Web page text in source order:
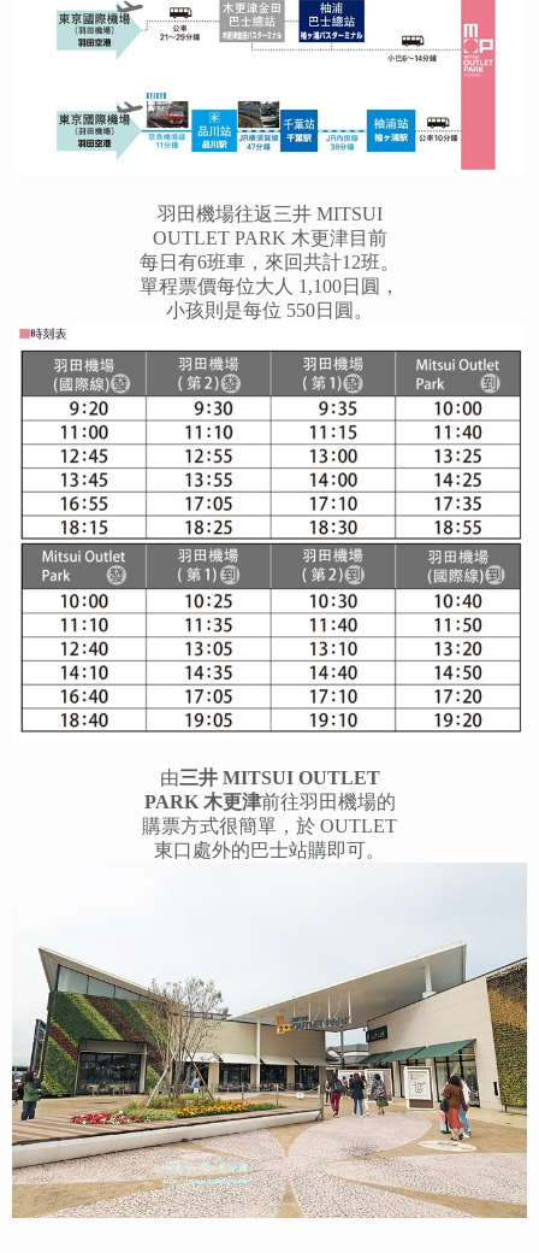
羽田機場往返三井 MITSUI
OUTLET PARK 木更津目前
每日有6班車，來回共計12班。
單程票價每位大人 1,100日圓，
小孩則是每位 550日圓。
由三井 MITSUI OUTLET
PARK 木更津前往羽田機場的
購票方式很簡單，於 OUTLET
東口處外的巴士站購即可。